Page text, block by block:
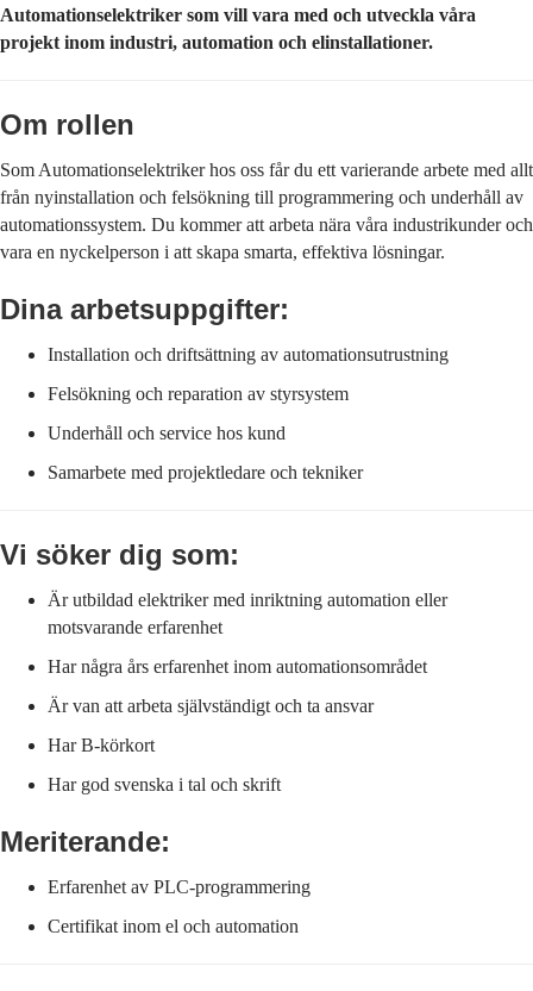
Automationselektriker som vill vara med och utveckla våra
projekt inom industri, automation och elinstallationer.
Om rollen
Som Automationselektriker hos oss får du ett varierande arbete med allt
från nyinstallation och felsökning till programmering och underhåll av
automationssystem. Du kommer att arbeta nära våra industrikunder och
vara en nyckelperson i att skapa smarta, effektiva lösningar.
Dina arbetsuppgifter:
Installation och driftsättning av automationsutrustning
Felsökning och reparation av styrsystem
Underhåll och service hos kund
Samarbete med projektledare och tekniker
Vi söker dig som:
Är utbildad elektriker med inriktning automation eller
motsvarande erfarenhet
Har några års erfarenhet inom automationsområdet
Är van att arbeta självständigt och ta ansvar
Har B-körkort
Har god svenska i tal och skrift
Meriterande:
Erfarenhet av PLC-programmering
Certifikat inom el och automation